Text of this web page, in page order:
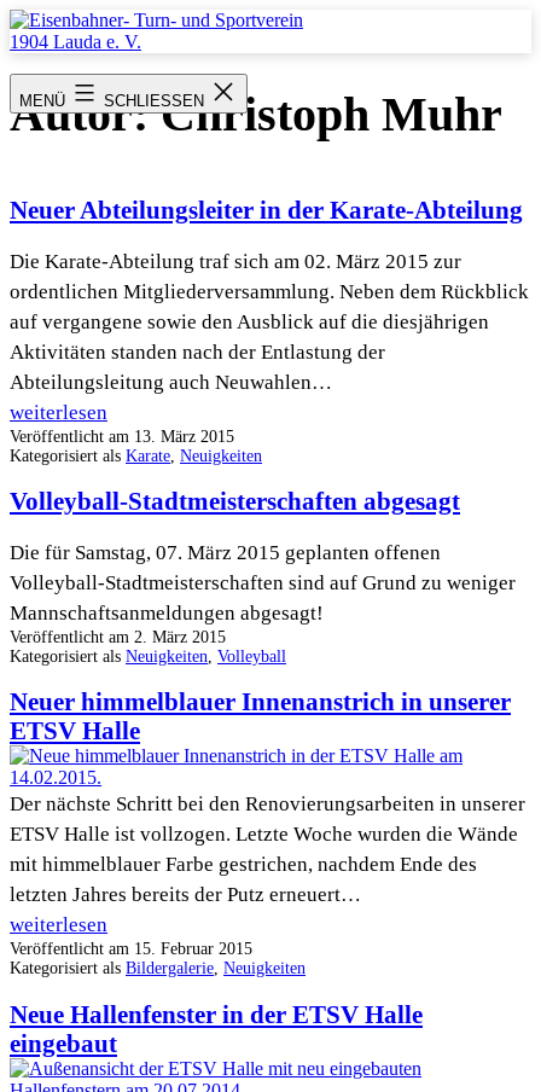
Zum
Inhalt
Turn-
und
Sportverein
V.
MENÜ SCHLIESSEN
Autor: Christoph Muhr
Neuer Abteilungsleiter in der Karate-Abteilung
Die Karate-Abteilung traf sich am 02. März 2015 zur
ordentlichen Mitgliederversammlung. Neben dem Rückblick
auf vergangene sowie den Ausblick auf die diesjährigen
Aktivitäten standen nach der Entlastung der
Abteilungsleitung auch Neuwahlen…
Neuer
Abteilungsleiter
der
Abteilung
weiterlesen
Veröffentlicht am 13. März 2015
Kategorisiert als Karate Neuigkeiten
Volleyball-Stadtmeisterschaften abgesagt
Die für Samstag, 07. März 2015 geplanten offenen
Volleyball-Stadtmeisterschaften sind auf Grund zu weniger
Mannschaftsanmeldungen abgesagt!
Veröffentlicht am 2. März 2015
Kategorisiert als Neuigkeiten, Volleyball
Neuer himmelblauer Innenanstrich in unserer
ETSV Halle
Der nächste Schritt bei den Renovierungsarbeiten in unserer
ETSV Halle ist vollzogen. Letzte Woche wurden die Wände
mit himmelblauer Farbe gestrichen, nachdem Ende des
letzten Jahres bereits der Putz erneuert…
Neuer
himmelblauer
Innenanstrich
in
unserer
ETSV
weiterlesen
Veröffentlicht am 15. Februar 2015
Kategorisiert als Bildergalerie, Neuigkeiten
Neue Hallenfenster in der ETSV Halle
eingebaut